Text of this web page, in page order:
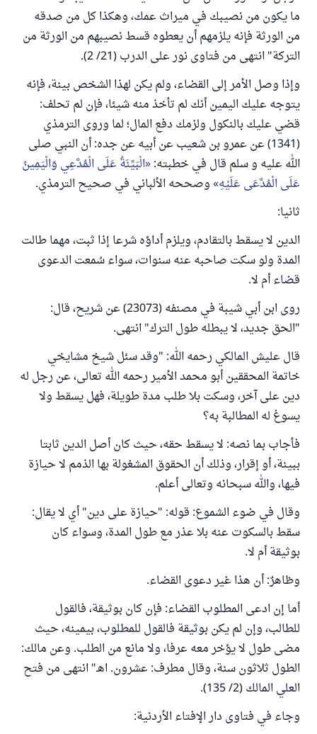
ما يكون من نصيبك في ميراث عمك، وهكذا كل من صدقه
من الورثة فإنه يلزمهم أن يعطوه قسط نصيبهم من الورثة من
التركة" انتهى من فتاوى نور على الدرب (21/ 2).
وإذا وصل الأمر إلى القضاء، ولم يكن لهذا الشخص بينة، فإنه
يتوجه عليك اليمين أنك لم تأخذ منه شيئا، فإن لم تحلف:
قضي عليك بالنكول ولزمك دفع المال؛ لما وروى الترمذي
(1341) عن عمرو بن شعيب عن أبيه عن جده: أن النبي صلى
الله عليه و سلم قال في خطبته: الْبَيِّنَةُ عَلَى الْمُدَّعِي وَالْيَمِينُ
عَلَى الْمُدَّعَى عَلَيْهِ وصححه الألباني في صحيح الترمذي.
ثانيا:
الدين لا يسقط بالتقادم، ويلزم أداؤه شرعا إذا ثبت، مهما طالت
المدة ولو سكت صاحبه عنه سنوات، سواء سُمعت الدعوى
قضاء أم لا.
روى ابن أبي شيبة في مصنفه (23073) عن شريح، قال:
"الحق جديد، لا يبطله طول الترك" انتهى.
قال عليش المالكي رحمه الله: "وقد سئل شيخ مشايخي
خاتمة المحققين أبو محمد الأمير رحمه الله تعالى، عن رجل له
دين على آخر، وسكت بلا طلب مدة طويلة، فهل يسقط ولا
يسوغ له المطالبة به؟
فأجاب بما نصه: لا يسقط حقه، حيث كان أصل الدين ثابتا
ببينة، أو إقرار، وذلك أن الحقوق المشغولة بها الذمم لا حيازة
فيها، والله سبحانه وتعالى أعلم.
وقال في ضوء الشموع: قوله: "حيازة على دين" أي لا يقال:
سقط بالسكوت عنه بلا عذر مع طول المدة، وسواء كان
بوثيقة أم لا.
وظاهرٌ: أن هذا غير دعوى القضاء.
أما إن ادعى المطلوب القضاء: فإن كان بوثيقة، فالقول
للطالب، وإن لم يكن بوثيقة فالقول للمطلوب، بيمينه، حيث
مضى طول لا يؤخر معه عرفا، ولا مانع من الطلب. وعن مالك:
الطول ثلاثون سنة، وقال مطرف: عشرون. اهـ" انتهى من فتح
العلي المالك (2/ 135).
وجاء في فتاوى دار الإفتاء الأردنية: